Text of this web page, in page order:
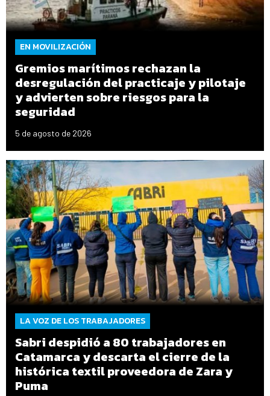
EN MOVILIZACIÓN
Gremios marítimos rechazan la
desregulación del practicaje y pilotaje
y advierten sobre riesgos para la
seguridad
5 de agosto de 2026
LA VOZ DE LOS TRABAJADORES
Sabri despidió a 80 trabajadores en
Catamarca y descarta el cierre de la
histórica textil proveedora de Zara y
Puma